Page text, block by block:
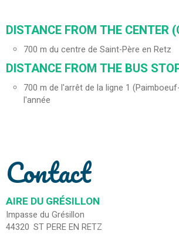
DISTANCE FROM THE CENTER
700 m du centre de Saint-Père en Retz
DISTANCE FROM THE BUS
700 m de l'arrêt de la ligne 1
l'année
Contact
AIRE DU GRÉSILLON
Impasse du Grésillon
44320 ST PERE EN RETZ